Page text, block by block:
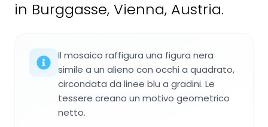
in Burggasse, Vienna, Austria.
Il mosaico raffigura una figura nera
simile a un alieno con occhi a quadrato,
circondata da linee blu a gradini. Le
tessere creano un motivo geometrico
netto.